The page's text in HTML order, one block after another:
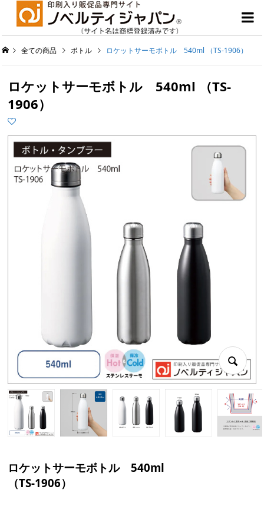

全ての商品 ボトル ロケットサーモボトル 540ml （TS-1906）
ロケットサーモボトル 540ml （TS-
1906）
ロケットサーモボトル 540ml
（TS-1906）